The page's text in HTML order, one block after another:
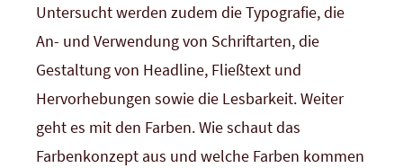
Untersucht werden zudem die Typografie, die
An- und Verwendung von Schriftarten, die
Gestaltung von Headline, Fließtext und
Hervorhebungen sowie die Lesbarkeit. Weiter
geht es mit den Farben. Wie schaut das
Farbenkonzept aus und welche Farben kommen